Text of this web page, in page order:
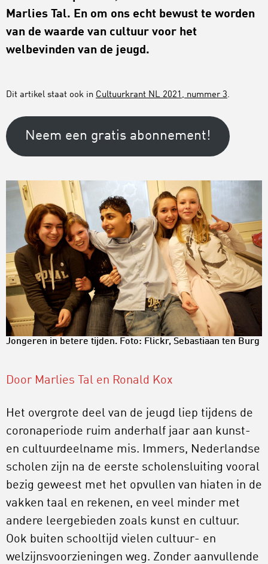
Marlies Tal. En om ons echt bewust te worden
van de waarde van cultuur voor het
welbevinden van de jeugd.
Dit artikel staat ook in Cultuurkrant NL 2021, nummer 3.
Neem een gratis abonnement!
Jongeren in betere tijden. Foto: Flickr, Sebastiaan ten Burg
Door Marlies Tal en Ronald Kox
Het overgrote deel van de jeugd liep tijdens de
coronaperiode ruim anderhalf jaar aan kunst-
en cultuurdeelname mis. Immers, Nederlandse
scholen zijn na de eerste scholensluiting vooral
bezig geweest met het opvullen van hiaten in de
vakken taal en rekenen, en veel minder met
andere leergebieden zoals kunst en cultuur.
Ook buiten schooltijd vielen cultuur- en
welzijnsvoorzieningen weg. Zonder aanvullende